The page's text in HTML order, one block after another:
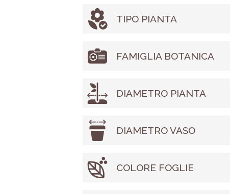
TIPO PIANTA
FAMIGLIA BOTANICA
DIAMETRO PIANTA
DIAMETRO VASO
COLORE FOGLIE